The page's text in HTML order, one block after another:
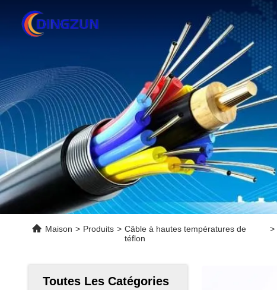
Maison > Produits > Câble à hautes températures de
téflon
>
Toutes Les Catégories